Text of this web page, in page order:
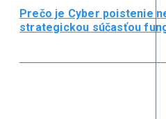
Prečo je Cyber poistenie
strategickou súčasťou